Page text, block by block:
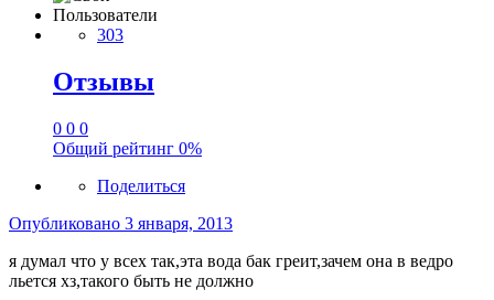
Пользователи
303
Отзывы
0 0 0
Общий рейтинг 0%
Поделиться
Опубликовано 3 января, 2013
я думал что у всех так,эта вода бак греит,зачем она в ведро
льется хз,такого быть не должно